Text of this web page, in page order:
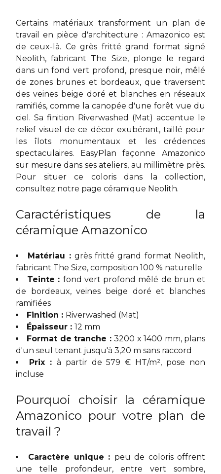
Certains matériaux transforment un plan de
travail en pièce d'architecture : Amazonico est
de ceux-là. Ce grès fritté grand format signé
Neolith, fabricant The Size, plonge le regard
dans un fond vert profond, presque noir, mêlé
de zones brunes et bordeaux, que traversent
des veines beige doré et blanches en réseaux
ramifiés, comme la canopée d'une forêt vue du
ciel. Sa finition Riverwashed (Mat) accentue le
relief visuel de ce décor exubérant, taillé pour
les îlots monumentaux et les crédences
spectaculaires. EasyPlan façonne Amazonico
sur mesure dans ses ateliers, au millimètre près.
Pour situer ce coloris dans la collection,
consultez notre page céramique Neolith.
Caractéristiques de la
céramique Amazonico
Matériau : grès fritté grand format Neolith,
fabricant The Size, composition 100 % naturelle
Teinte : fond vert profond mêlé de brun et
de bordeaux, veines beige doré et blanches
ramifiées
Finition : Riverwashed (Mat)
Épaisseur : 12 mm
Format de tranche :3200 x 1400 mm, plans
d'un seul tenant jusqu'à 3,20 m sans raccord
Prix : à partir de 579 € HT/m², pose non
incluse
Pourquoi choisir la céramique
Amazonico pour votre plan de
travail ?
Caractère unique : peu de coloris offrent
une telle profondeur, entre vert sombre,